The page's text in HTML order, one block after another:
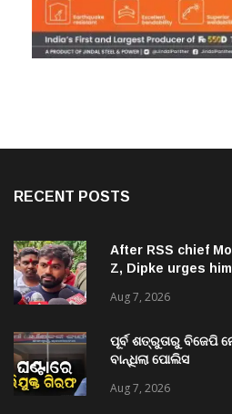
RECENT POSTS
After RSS chief
Z, Dipke urges
Aug 7, 2026
ପୂର୍ବ ଶତ୍ରୁତାରୁ ବିଜେପି
ବାନ୍ଧିଲା ପୋଲିସ
Aug 7, 2026